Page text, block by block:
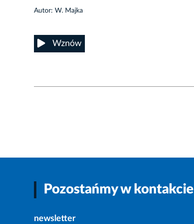
Autor: W. Majka
Wznów
Pozostańmy w kontakcie
newsletter